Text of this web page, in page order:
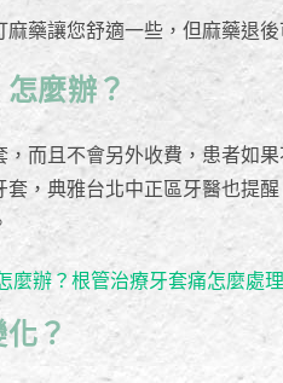
藥讓您舒適一些，但麻藥退
麼辦？
而且不會另外收費，患者如
，典雅台北中正區牙醫也提
麼辦？根管治療牙套痛怎麼處理
？